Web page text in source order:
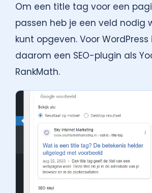
Om een title tag voor een
passen heb je een veld nodig
kunt opgeven. Voor
daarom een SEO-plugin als
RankMath.